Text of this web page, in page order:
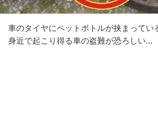
車のタイヤにペットボトルが挟まってい
身近で起こり得る車の盗難が恐ろしい…